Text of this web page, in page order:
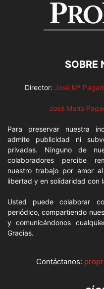
SOBRE
Director: José Mª
José María
Para preservar nuestra
admite publicidad ni
privadas. Ninguno de
colaboradores percibe
nuestro trabajo por amor
libertad y en solidaridad con
Usted puede colaborar
periódico, compartiendo
y comunicándonos
Gracias.
Contáctanos: